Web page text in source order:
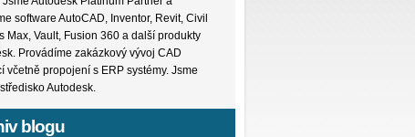
software AutoCAD, Inventor, Revit, Civil
Max, Vault, Fusion 360 a další produkty
Provádíme zakázkový vývoj CAD
včetně propojení s ERP systémy. Jsme
Autodesk.
blogu